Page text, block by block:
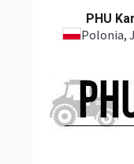
PHU
Polonia,